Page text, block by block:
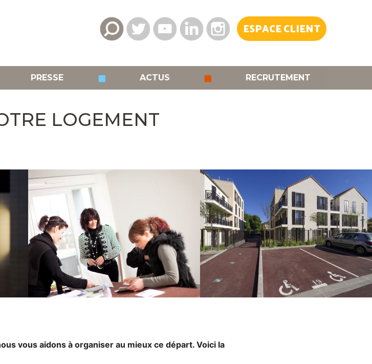
ESPACE CLIENT
PRESSE ◼ ACTUS ◼ RECRUTEMENT
LOGEMENT
vous aidons à organiser au mieux ce départ. Voici la